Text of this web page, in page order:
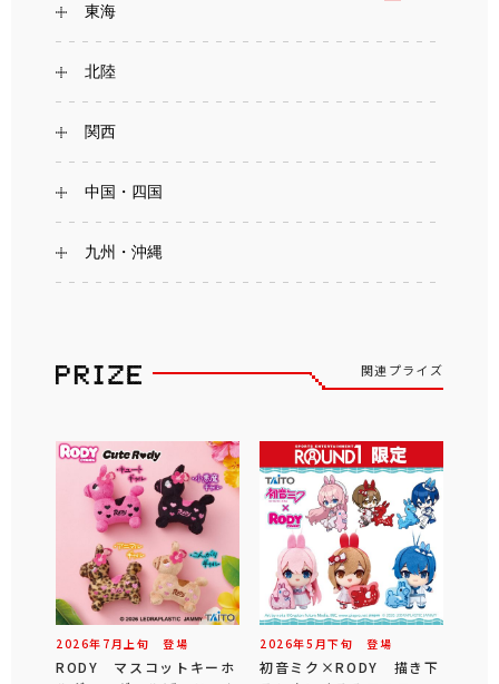
東海
北陸
関西
中国・四国
九州・沖縄
関連プライズ
2026年 7 月 上旬 登場
RODY マスコットキーホ
2026年5 月下旬 登場
初音ミク×RODY 描き下